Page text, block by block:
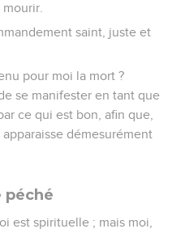
saint, juste et
pour moi la mort ?
se manifester en tant que
ce qui est bon, afin que,
démesurément
péché
est spirituelle ; mais moi,